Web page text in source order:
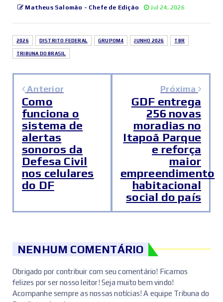
Matheus Salomão - Chefe de Edição Jul 24, 2026
2026 DISTRITO FEDERAL GRUPOM4 JUNHO 2026 TBR
TRIBUNA DO BRASIL
Anterior
Como
funciona o
sistema de
alertas
sonoros da
Defesa Civil
nos celulares
do DF
Próxima
GDF entrega
256 novas
moradias no
Itapoã Parque
e reforça
maior
empreendimento
habitacional
social do país
NENHUM COMENTÁRIO
Obrigado por contribuir com seu comentário! Ficamos
felizes por ser nosso leitor! Seja muito bem vindo!
Acompanhe sempre as nossas notícias! A equipe Tribuna do